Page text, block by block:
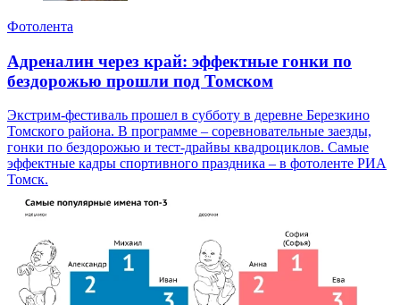
Фотолента
Адреналин через край: эффектные гонки по
бездорожью прошли под Томском
Экстрим-фестиваль прошел в субботу в деревне Березкино
Томского района. В программе – соревновательные заезды,
гонки по бездорожью и тест-драйвы квадроциклов. Самые
эффектные кадры спортивного праздника – в фотоленте РИА
Томск.